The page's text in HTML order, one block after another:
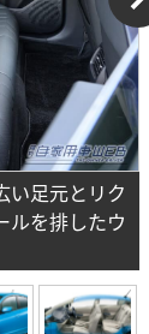
い足元とリク
ルを排したウ